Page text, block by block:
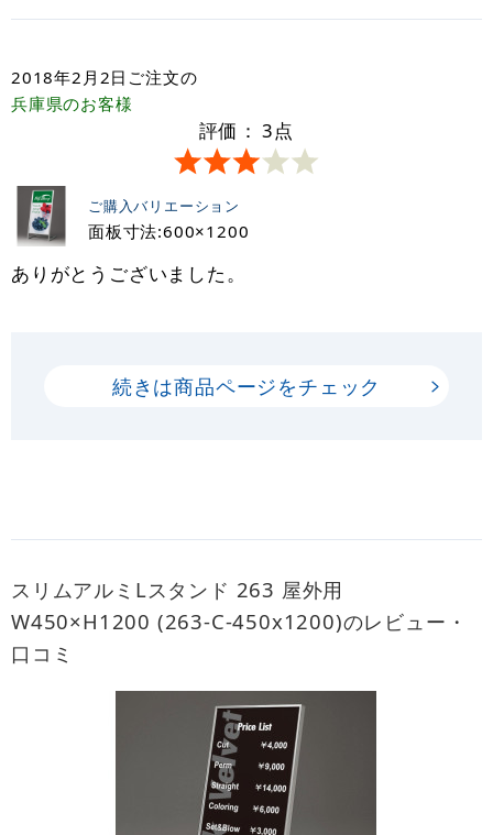
2018年2月2日 ご注文の
兵庫県のお客様
評価： 3点
ご購入バリエーション
面板寸法:600×1200
ありがとうございました。
続きは商品ページをチェック
スリムアルミLスタンド 263 屋外用
W450×H1200 (263-C-450x1200)のレビュー・
口コミ